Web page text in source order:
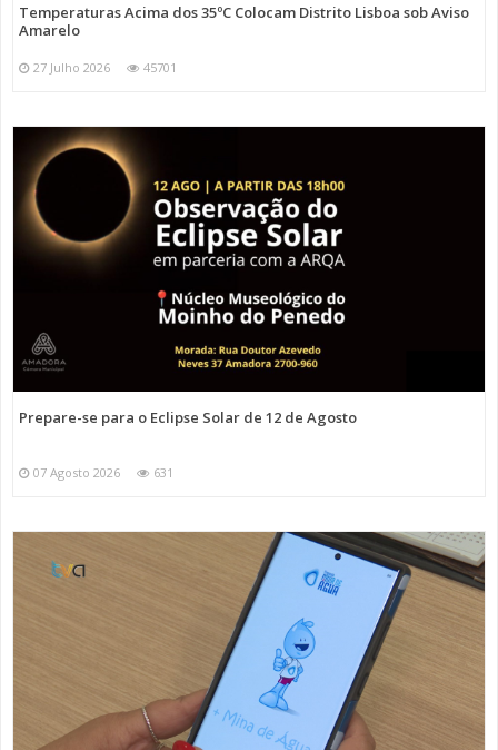
Temperaturas Acima dos 35ºC Colocam Distrito Lisboa sob Aviso
Amarelo
27 Julho 2026 45701
Prepare-se para o Eclipse Solar de 12 de Agosto
07 Agosto 2026 631